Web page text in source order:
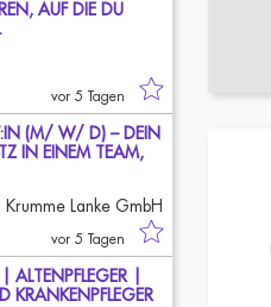
AUF DIE DU
vor 5 Tagen
(M/ W/ D) – DEIN
IN EINEM TEAM,
Krumme Lanke GmbH
vor 5 Tagen
ALTENPFLEGER |
KRANKENPFLEGER